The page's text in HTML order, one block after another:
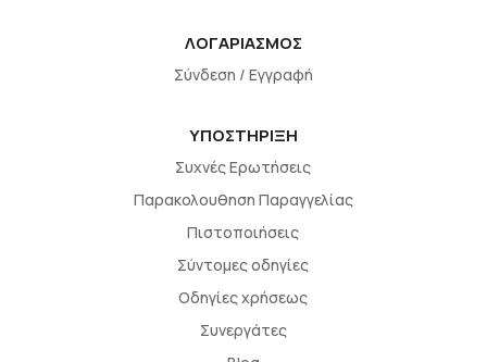
ΛΟΓΑΡΙΑΣΜΟΣ
Σύνδεση / Εγγραφή
ΥΠΟΣΤΗΡΙΞΗ
Συχνές Ερωτήσεις
Παρακολουθηση Παραγγελίας
Πιστοποιήσεις
Σύντομες οδηγίες
Οδηγίες χρήσεως
Συνεργάτες